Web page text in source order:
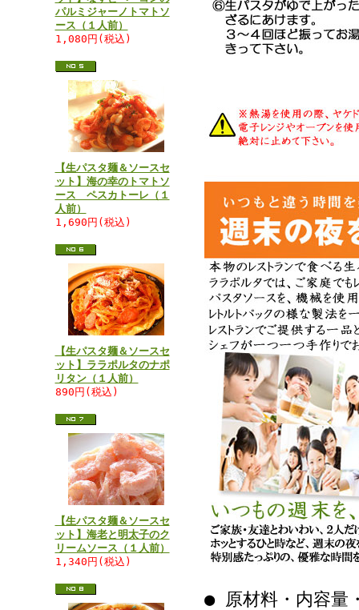
パルミジャーノトマトソ
ース（１人前）
1,080円(税込)
【生パスタ麺＆ソースセ
ット】海の幸のトマトソ
ース ペスカトーレ（１
人前）
1,690円(税込)
【生パスタ麺＆ソースセ
ット】ララポルタのナポ
リタン（１人前）
890円(税込)
【生パスタ麺＆ソースセ
ット】海老と明太子のク
リームソース（１人前）
1,340円(税込)
● 原材料・内容量